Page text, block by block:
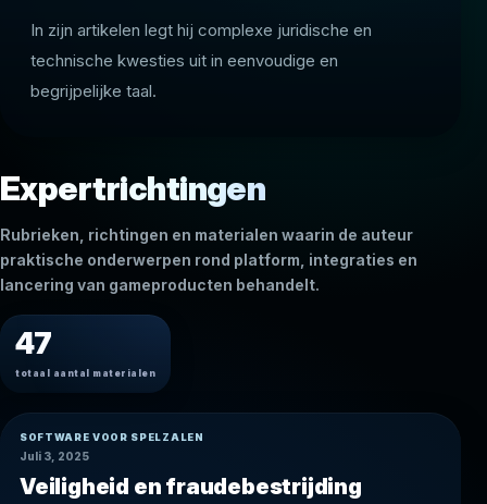
In zijn artikelen legt hij complexe juridische en
technische kwesties uit in eenvoudige en
begrijpelijke taal.
Expertrichtingen
Rubrieken, richtingen en materialen waarin de auteur
praktische onderwerpen rond platform, integraties en
lancering van gameproducten behandelt.
47
totaal aantal materialen
SOFTWARE VOOR SPELZALEN
Juli 3, 2025
Veiligheid en fraudebestrijding